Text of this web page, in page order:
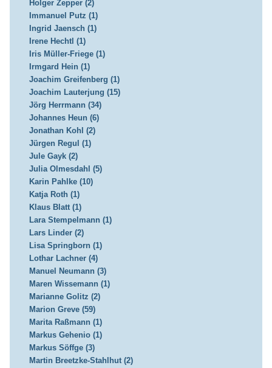
Holger Zepper (2)
Immanuel Putz (1)
Ingrid Jaensch (1)
Irene Hechtl (1)
Iris Müller-Friege (1)
Irmgard Hein (1)
Joachim Greifenberg (1)
Joachim Lauterjung (15)
Jörg Herrmann (34)
Johannes Heun (6)
Jonathan Kohl (2)
Jürgen Regul (1)
Jule Gayk (2)
Julia Olmesdahl (5)
Karin Pahlke (10)
Katja Roth (1)
Klaus Blatt (1)
Lara Stempelmann (1)
Lars Linder (2)
Lisa Springborn (1)
Lothar Lachner (4)
Manuel Neumann (3)
Maren Wissemann (1)
Marianne Golitz (2)
Marion Greve (59)
Marita Raßmann (1)
Markus Gehenio (1)
Markus Söffge (3)
Martin Breetzke-Stahlhut (2)